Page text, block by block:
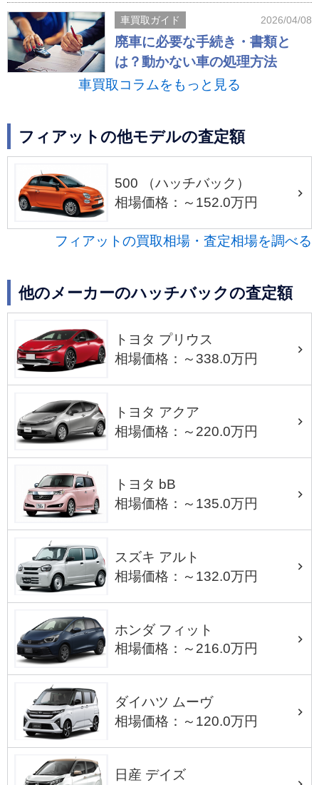
車買取ガイド 2026/04/08
廃車に必要な手続き・書類と
は？動かない車の処理方法
車買取コラムをもっと見る
フィアットの他モデルの査定額
500 （ハッチバック）
相場価格：～152.0万円
フィアットの買取相場・査定相場を調べる
他のメーカーのハッチバックの査定額
トヨタ プリウス
相場価格：～338.0万円
トヨタ アクア
相場価格：～220.0万円
トヨタ bB
相場価格：～135.0万円
スズキ アルト
相場価格：～132.0万円
ホンダ フィット
相場価格：～216.0万円
ダイハツ ムーヴ
相場価格：～120.0万円
日産 デイズ